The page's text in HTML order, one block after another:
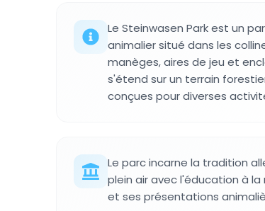
Le Steinwasen Park est un
animalier situé dans les
manèges, aires de jeu et
s'étend sur un terrain
conçues pour diverses
Le parc incarne la tradition
plein air avec l'éducation à
et ses présentations